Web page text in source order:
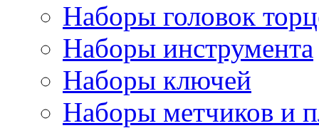
Наборы головок
Наборы инструмента
Наборы ключей
Наборы метчиков и